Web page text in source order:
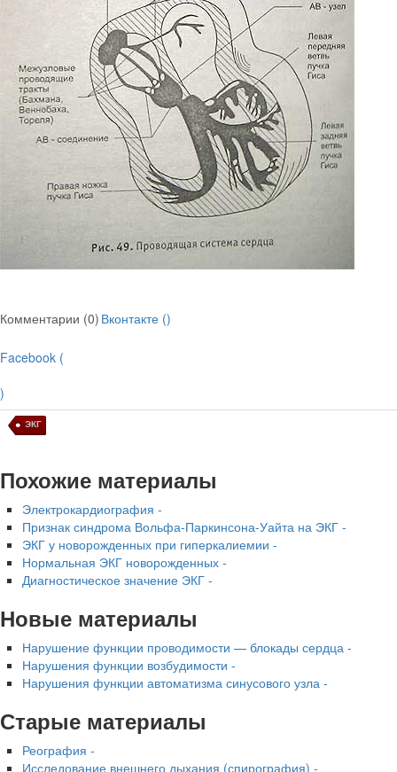
Комментарии (0) Вконтакте ()
Facebook (
)
ЭКГ
Похожие материалы
Электрокардиография -
Признак синдрома Вольфа-Паркинсо­на-Уайта на ЭКГ -
ЭКГ у новорожденных при гиперкалиемии -
Нормальная ЭКГ новорожденных -
Диагностическое значение ЭКГ -
Новые материалы
Нарушение функции проводимости — блокады сердца -
Нарушения функции возбудимости -
Нарушения функции автоматизма синусового узла -
Старые материалы
Реография -
Исследование внешнего дыхания (спирография) -